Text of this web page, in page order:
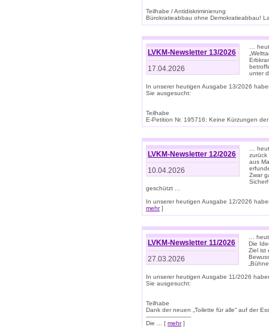
Teilhabe / Antidiskriminierung
Bürokratieabbau ohne Demokratieabbau!
LVKM-Newsletter 13/2026
17.04.2026
…
unter
In unserer heutigen Ausgabe 13/2026
Sie ausgesucht:
Teilhabe
E-Petition Nr. 195716: Keine Kürzungen
LVKM-Newsletter 12/2026
10.04.2026
…
zurück
aus
Zwar
geschützt ...
In unserer heutigen Ausgabe 12/2026
mehr]
LVKM-Newsletter 11/2026
27.03.2026
…
Die
Ziel ist
In unserer heutigen Ausgabe 11/2026
Sie ausgesucht:
Teilhabe
Dank der neuen „Toilette für alle“ auf der
-------------------------
Die ... [ mehr]